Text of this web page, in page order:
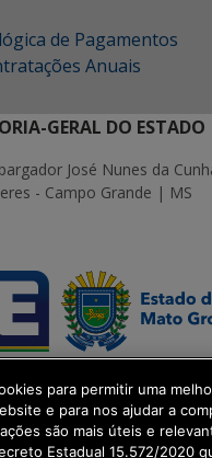
de Pagamentos
Anuais
GERAL DO ESTADO
José Nunes da
- Campo Grande | MS
Digital
para permitir uma
e para nos ajudar a
são mais úteis e
Estadual 15.572/2020